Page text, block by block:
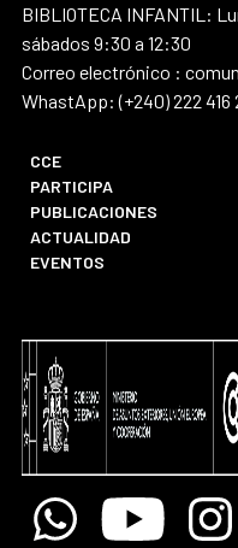
BIBLIOTECA INFANTIL:
sábados 9:30 a 12:30
Correo electrónico :
WhastApp: (+240) 222 416
CCE
PARTICIPA
PUBLICACIONES
ACTUALIDAD
EVENTOS
WhatsappYoutube